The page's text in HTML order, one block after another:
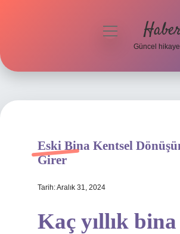
Hakkımızda
menüyü
Güncel
Eski Bina Kentsel
Girer
Tarih: Aralık 31, 2024
Kaç yıllık bina